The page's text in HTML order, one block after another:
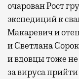
очарован Рост
экспедиций к
Макаревич и
и Светлана
и вдовцы тоже
за вируса